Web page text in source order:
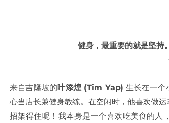
健身，最重要的就是坚持
来自吉隆坡的叶添煌 (Tim Yap) 生长在一个
心当店长兼健身教练。在空闲时，他喜欢做
招架得住呢！我本身是一个喜欢吃美食的人